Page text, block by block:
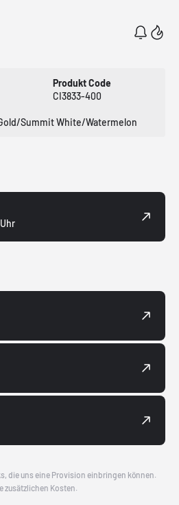
Produkt Code
CI3833-400
Summit White/Watermelon
die uns eine Provision einbringen können.
zusätzlichen Kosten.